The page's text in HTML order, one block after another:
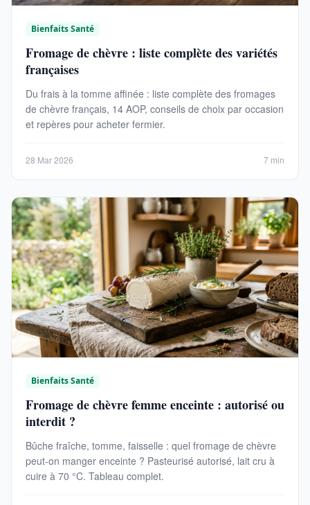
Bienfaits Santé
Fromage de chèvre : liste complète des variétés
françaises
Du frais à la tomme affinée : liste complète des fromages
de chèvre français, 14 AOP, conseils de choix par occasion
et repères pour acheter fermier.
28 Mar 2026 7 min
Bienfaits Santé
Fromage de chèvre femme enceinte : autorisé ou
interdit ?
Bûche fraîche, tomme, faisselle : quel fromage de chèvre
peut-on manger enceinte ? Pasteurisé autorisé, lait cru à
cuire à 70 °C. Tableau complet.